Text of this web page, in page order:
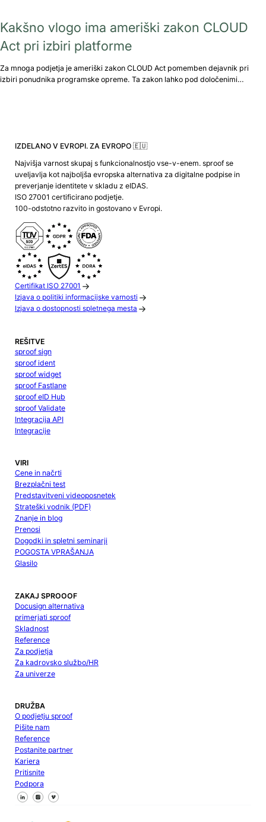
Kakšno vlogo ima ameriški zakon CLOUD
Act pri izbiri platforme
Za mnoga podjetja je ameriški zakon CLOUD Act pomemben dejavnik pri
izbiri ponudnika programske opreme. Ta zakon lahko pod določenimi…
IZDELANO V EVROPI. ZA EVROPO 🇪🇺
Najvišja varnost skupaj s funkcionalnostjo vse-v-enem. sproof se
uveljavlja kot najboljša evropska alternativa za digitalne podpise in
preverjanje identitete v skladu z eIDAS.
ISO 27001 certificirano podjetje.
100-odstotno razvito in gostovano v Evropi.
Certifikat ISO 27001
Izjava o politiki informacijske varnosti
Izjava o dostopnosti spletnega mesta
REŠITVE
sproof sign
sproof ident
sproof widget
sproof Fastlane
sproof eID Hub
sproof Validate
Integracija API
Integracije
VIRI
Cene in načrti
Brezplačni test
Predstavitveni videoposnetek
Strateški vodnik (PDF)
Znanje in blog
Prenosi
Dogodki in spletni seminarji
POGOSTA VPRAŠANJA
Glasilo
ZAKAJ SPROOOF
Docusign alternativa
primerjati sproof
Skladnost
Reference
Za podjetja
Za kadrovsko službo/HR
Za univerze
DRUŽBA
O podjetju sproof
Pišite nam
Reference
Postanite partner
Kariera
Pritisnite
Podpora
Sledite nam na Facebooku
Sledite nam na X
Sledite nam na LinkedInu